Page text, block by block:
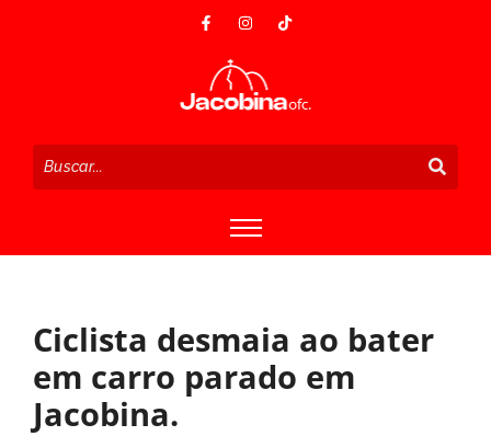
Ciclista desmaia ao bater
em carro parado em
Jacobina.